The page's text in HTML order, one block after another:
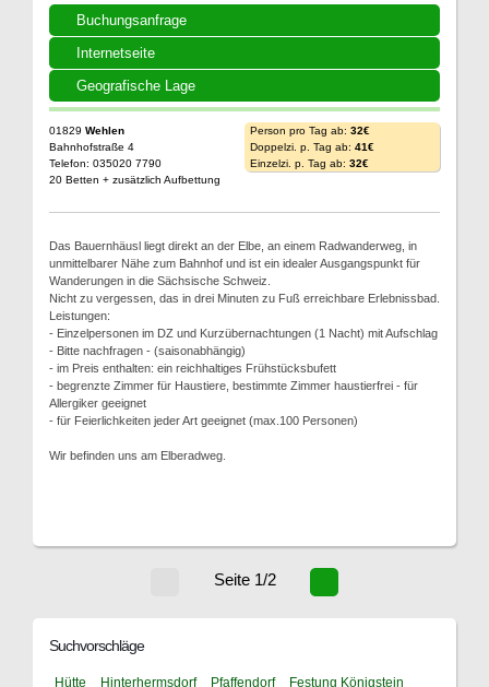
Buchungsanfrage
Internetseite
Geografische Lage
01829 Wehlen
Bahnhofstraße 4
Telefon: 035020 7790
20 Betten + zusätzlich Aufbettung
Person pro Tag ab: 32€
Doppelzi. p. Tag ab: 41€
Einzelzi. p. Tag ab: 32€
Das Bauernhäusl liegt direkt an der Elbe, an einem Radwanderweg, in
unmittelbarer Nähe zum Bahnhof und ist ein idealer Ausgangspunkt für
Wanderungen in die Sächsische Schweiz.
Nicht zu vergessen, das in drei Minuten zu Fuß erreichbare Erlebnissbad.
Leistungen:
- Einzelpersonen im DZ und Kurzübernachtungen (1 Nacht) mit Aufschlag
- Bitte nachfragen - (saisonabhängig)
- im Preis enthalten: ein reichhaltiges Frühstücksbufett
- begrenzte Zimmer für Haustiere, bestimmte Zimmer haustierfrei - für
Allergiker geeignet
- für Feierlichkeiten jeder Art geeignet (max.100 Personen)
Wir befinden uns am Elberadweg.
Seite 1/2
Suchvorschläge
Hütte Hinterhermsdorf Pfaffendorf
Festung Königstein